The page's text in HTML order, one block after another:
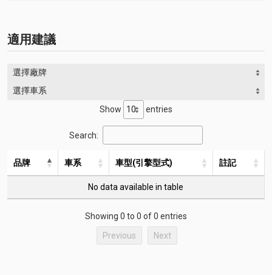
適用建議
選擇廠牌
選擇車系
Show
entries
Search:
品牌 車系 車型(引擎型式) 註記
No data available in table
Showing 0 to 0 of 0 entries
Previous Next